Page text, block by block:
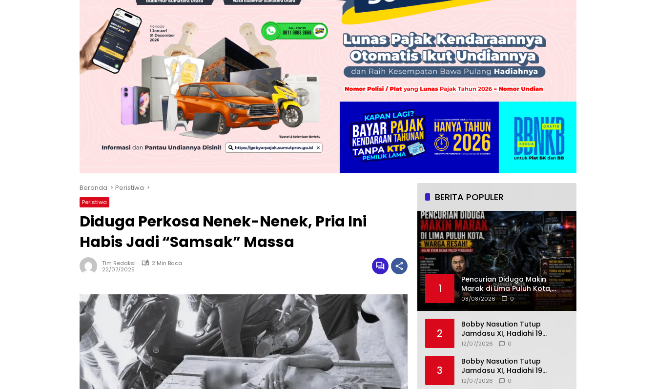
Beranda Peristiwa
Peristiwa
Diduga Perkosa Nenek-Nenek, Pria Ini
Habis Jadi “Samsak” Massa
Tim Redaksi
2 Min Baca
22/07/2025
BERITA POPULER
1
Pencurian Diduga Makin
Marak di Lima Puluh Kota,
Warga Resah! Helmi Syam
Desak Polisi Bergerak
08/08/2026 0
2
Bobby Nasution Tutup
Jamdasu XI, Hadiahi 19
Petugas Upacara Berangkat
12/07/2026 0
3
Bobby Nasution Tutup
Jamdasu XI, Hadiahi 19
Petugas Upacara Berangkat
12/07/2026 0